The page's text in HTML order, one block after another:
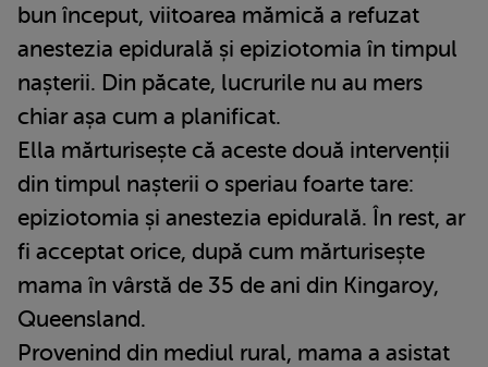
bun început, viitoarea mămică a refuzat
anestezia epidurală și epiziotomia în timpul
nașterii. Din păcate, lucrurile nu au mers
chiar așa cum a planificat.
Ella mărturisește că aceste două intervenții
din timpul nașterii o speriau foarte tare:
epiziotomia și anestezia epidurală. În rest, ar
fi acceptat orice, după cum mărturisește
mama în vârstă de 35 de ani din Kingaroy,
Queensland.
Provenind din mediul rural, mama a asistat